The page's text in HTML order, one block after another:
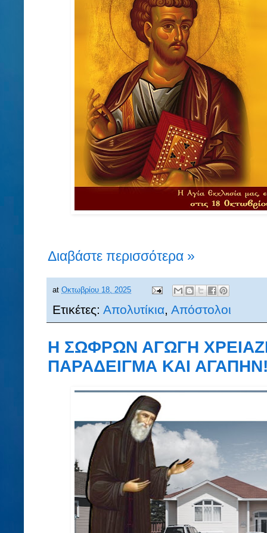
Διαβάστε περισσότερα »
at Οκτωβρίου 18, 2025
Ετικέτες: Απολυτίκια Απόστολοι
Η ΣΩΦΡΩΝ ΑΓΩΓΗ
ΠΑΡΑΔΕΙΓΜΑ ΚΑΙ